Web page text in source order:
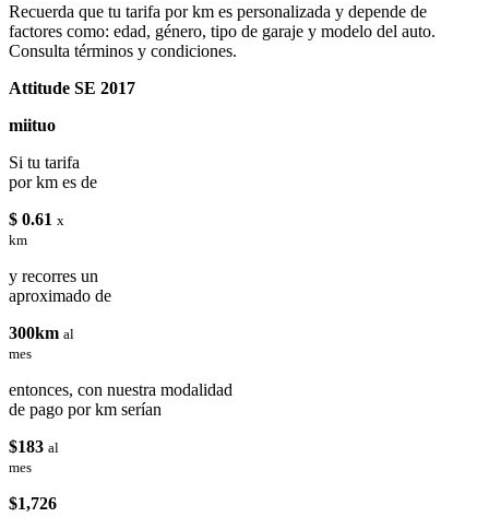
Recuerda que tu tarifa por km es personalizada y depende de
factores como: edad, género, tipo de garaje y modelo del auto.
Consulta términos y condiciones.
Attitude SE 2017
miituo
Si tu tarifa
por km es de
$ 0.61 x
km
y recorres un
aproximado de
300km al
mes
entonces, con nuestra modalidad
de pago por km serían
$183 al
mes
$1,726